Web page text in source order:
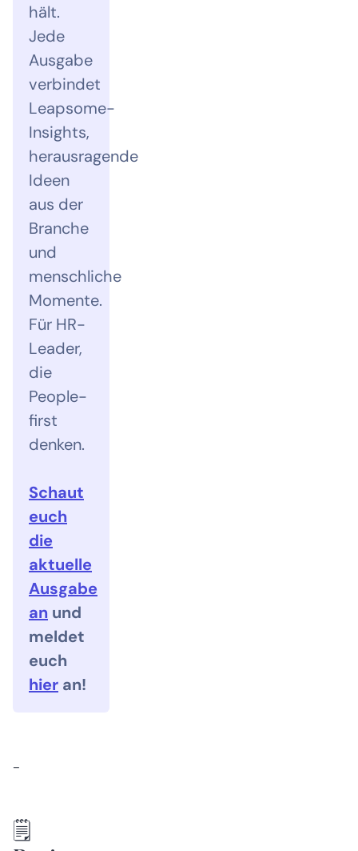
hält.
Jede
Ausgabe
verbindet
Leapsome-
Insights,
herausragende
Ideen
aus der
Branche
und
menschliche
Momente.
Für HR-
Leader,
die
People-
first
denken.
Schaut
euch
die
aktuelle
Ausgabe
an und
meldet
euch
hier an!
-
🗒️